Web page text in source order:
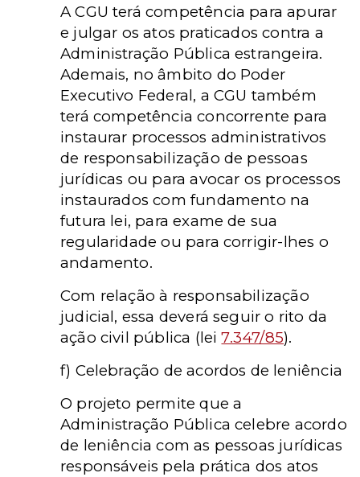
A CGU terá competência para apurar
e julgar os atos praticados contra a
Administração Pública estrangeira.
Ademais, no âmbito do Poder
Executivo Federal, a CGU também
terá competência concorrente para
instaurar processos administrativos
de responsabilização de pessoas
jurídicas ou para avocar os processos
instaurados com fundamento na
futura lei, para exame de sua
regularidade ou para corrigir-lhes o
andamento.
Com relação à responsabilização
judicial, essa deverá seguir o rito da
ação civil pública (lei7.347/85).
f) Celebração de acordos de leniência
O projeto permite que a
Administração Pública celebre acordo
de leniência com as pessoas jurídicas
responsáveis pela prática dos atos